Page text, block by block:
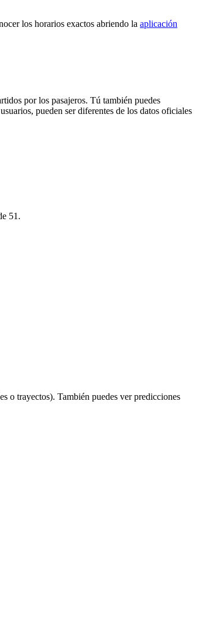
los horarios exactos abriendo la aplicación
por los pasajeros. Tú también puedes
pueden ser diferentes de los datos oficiales
51.
o trayectos). También puedes ver predicciones